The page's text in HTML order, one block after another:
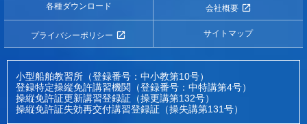
各種ダウンロード 会社概要
プライバシーポリシー サイトマップ
小型船舶教習所（登録番号：中小教第10号）
登録特定操縦免許講習機関（登録番号：中特講第4号）
操縦免許証更新講習登録証（操更講第132号）
操縦免許証失効再交付講習登録証（操失講第131号）